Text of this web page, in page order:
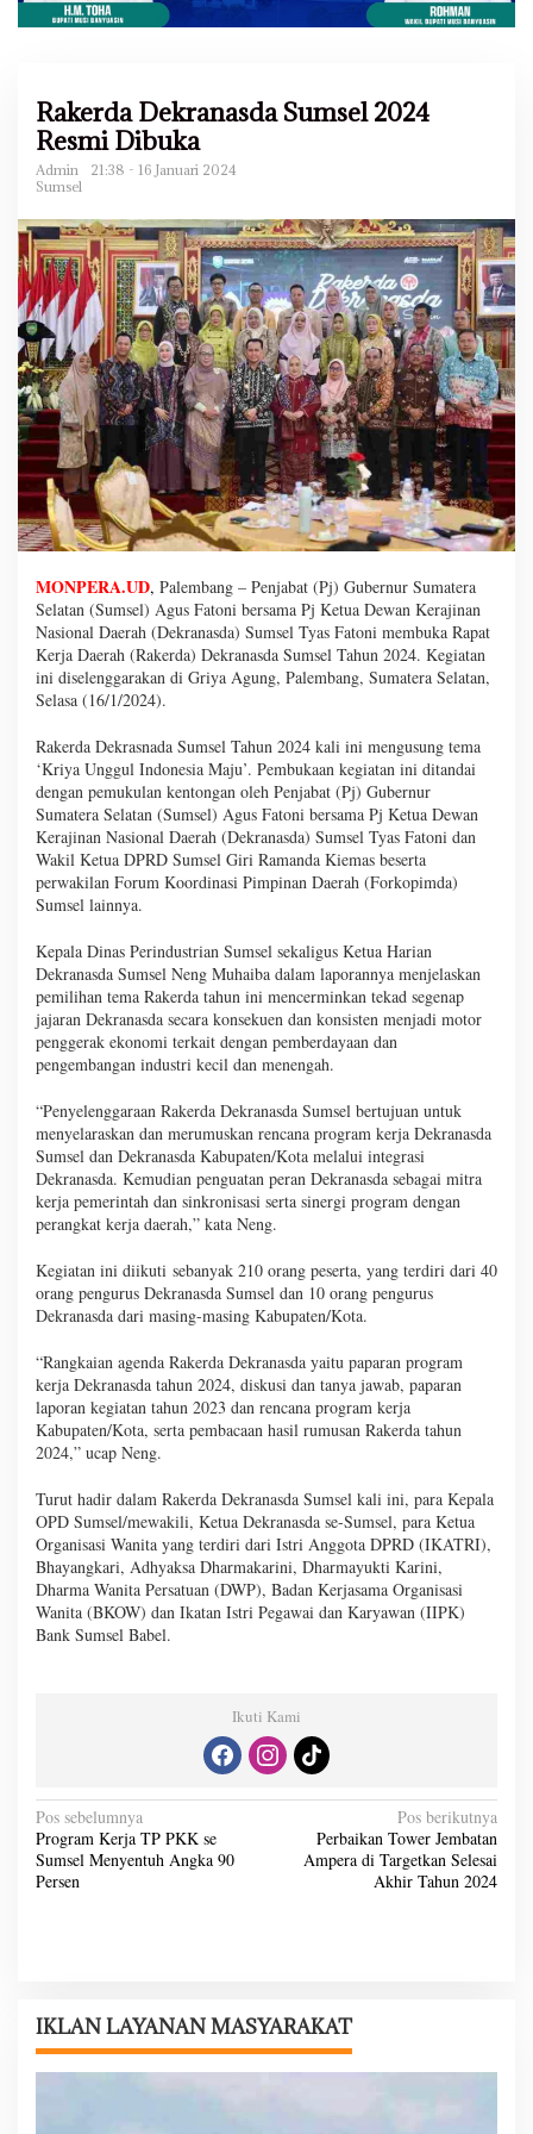
Rakerda Dekranasda Sumsel 2024
Resmi Dibuka
Admin
21:38 - 16 Januari 2024
Sumsel
MONPERA.UD, Palembang – Penjabat (Pj) Gubernur Sumatera
Selatan (Sumsel) Agus Fatoni bersama Pj Ketua Dewan Kerajinan
Nasional Daerah (Dekranasda) Sumsel Tyas Fatoni membuka Rapat
Kerja Daerah (Rakerda) Dekranasda Sumsel Tahun 2024. Kegiatan
ini diselenggarakan di Griya Agung, Palembang, Sumatera Selatan,
Selasa (16/1/2024).
Rakerda Dekrasnada Sumsel Tahun 2024 kali ini mengusung tema
‘Kriya Unggul Indonesia Maju’. Pembukaan kegiatan ini ditandai
dengan pemukulan kentongan oleh Penjabat (Pj) Gubernur
Sumatera Selatan (Sumsel) Agus Fatoni bersama Pj Ketua Dewan
Kerajinan Nasional Daerah (Dekranasda) Sumsel Tyas Fatoni dan
Wakil Ketua DPRD Sumsel Giri Ramanda Kiemas beserta
perwakilan Forum Koordinasi Pimpinan Daerah (Forkopimda)
Sumsel lainnya.
Kepala Dinas Perindustrian Sumsel sekaligus Ketua Harian
Dekranasda Sumsel Neng Muhaiba dalam laporannya menjelaskan
pemilihan tema Rakerda tahun ini mencerminkan tekad segenap
jajaran Dekranasda secara konsekuen dan konsisten menjadi motor
penggerak ekonomi terkait dengan pemberdayaan dan
pengembangan industri kecil dan menengah.
“Penyelenggaraan Rakerda Dekranasda Sumsel bertujuan untuk
menyelaraskan dan merumuskan rencana program kerja Dekranasda
Sumsel dan Dekranasda Kabupaten/Kota melalui integrasi
Dekranasda. Kemudian penguatan peran Dekranasda sebagai mitra
kerja pemerintah dan sinkronisasi serta sinergi program dengan
perangkat kerja daerah,” kata Neng.
Kegiatan ini diikuti sebanyak 210 orang peserta, yang terdiri dari 40
orang pengurus Dekranasda Sumsel dan 10 orang pengurus
Dekranasda dari masing-masing Kabupaten/Kota.
“Rangkaian agenda Rakerda Dekranasda yaitu paparan program
kerja Dekranasda tahun 2024, diskusi dan tanya jawab, paparan
laporan kegiatan tahun 2023 dan rencana program kerja
Kabupaten/Kota, serta pembacaan hasil rumusan Rakerda tahun
2024,” ucap Neng.
Turut hadir dalam Rakerda Dekranasda Sumsel kali ini, para Kepala
OPD Sumsel/mewakili, Ketua Dekranasda se-Sumsel, para Ketua
Organisasi Wanita yang terdiri dari Istri Anggota DPRD (IKATRI),
Bhayangkari, Adhyaksa Dharmakarini, Dharmayukti Karini,
Dharma Wanita Persatuan (DWP), Badan Kerjasama Organisasi
Wanita (BKOW) dan Ikatan Istri Pegawai dan Karyawan (IIPK)
Bank Sumsel Babel.
Ikuti Kami
N
a
v
s
i
Pos sebelumnya
Program Kerja TP PKK se
Sumsel Menyentuh Angka 90
Persen
Pos berikutnya
Perbaikan Tower Jembatan
Ampera di Targetkan Selesai
Akhir Tahun 2024
IKLAN LAYANAN MASYARAKAT